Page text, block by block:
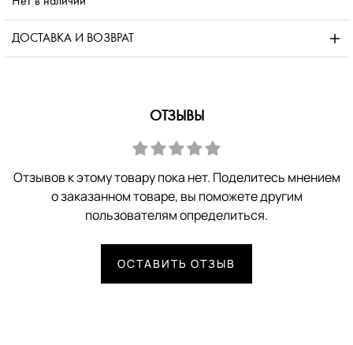
ДОСТАВКА И ВОЗВРАТ
ОТЗЫВЫ
Отзывов к этому товару пока нет. Поделитесь мнением
о заказанном товаре, вы поможете другим
пользователям определиться.
ОСТАВИТЬ ОТЗЫВ